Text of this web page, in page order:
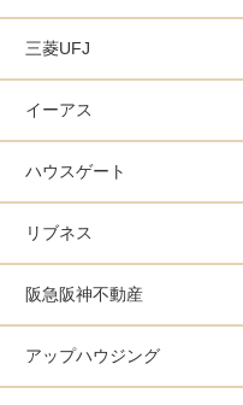
三菱UFJ
イーアス
ハウスゲート
リブネス
阪急阪神不動産
アップハウジング